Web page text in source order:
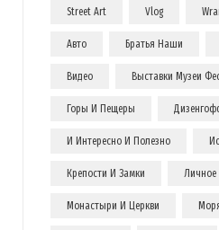
Street Art Vlog
Авто Братья Наши
Видео Выставки Музеи
Горы И Пещеры
И Интересно И Полезно
Крепости И Замки Личное
Монастыри И Церкви